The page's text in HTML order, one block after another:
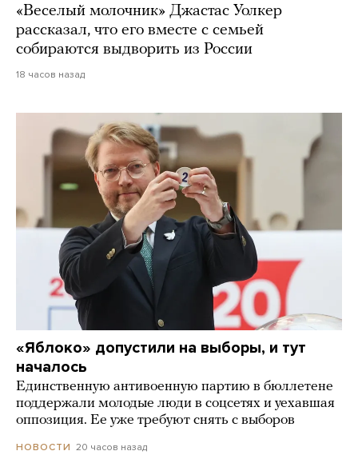
«Веселый молочник» Джастас Уолкер
рассказал, что его вместе с семьей
собираются выдворить из России
18 часов назад
«Яблоко» допустили на выборы, и тут
началось
Единственную антивоенную партию в бюллетене
поддержали молодые люди в соцсетях и уехавшая
оппозиция. Ее уже требуют снять с выборов
НОВОСТИ 20 часов назад